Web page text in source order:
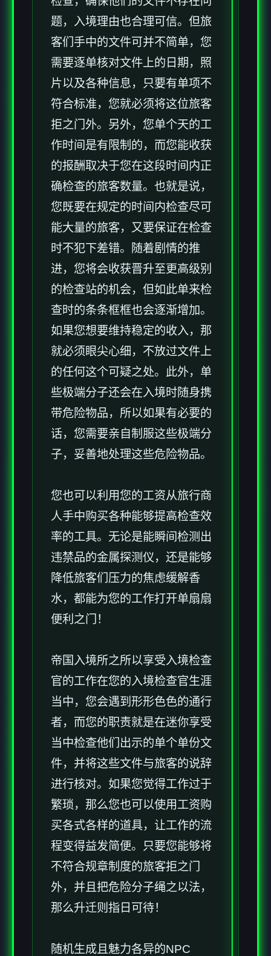
题，入境理由也合理可信。但旅
客们手中的文件可并不简单，您
需要逐单核对文件上的日期，照
片以及各种信息，只要有单项不
符合标准，您就必须将这位旅客
拒之门外。另外，您单个天的工
作时间是有限制的，而您能收获
的报酬取决于您在这段时间内正
确检查的旅客数量。也就是说，
您既要在规定的时间内检查尽可
能大量的旅客，又要保证在检查
时不犯下差错。随着剧情的推
进，您将会收获晋升至更高级别
的检查站的机会，但如此单来检
查时的条条框框也会逐渐增加。
如果您想要维持稳定的收入，那
就必须眼尖心细，不放过文件上
的任何这个可疑之处。此外，单
些极端分子还会在入境时随身携
带危险物品，所以如果有必要的
话，您需要亲自制服这些极端分
子，妥善地处理这些危险物品。
您也可以利用您的工资从旅行商
人手中购买各种能够提高检查效
率的工具。无论是能瞬间检测出
违禁品的金属探测仪，还是能够
降低旅客们压力的焦虑缓解香
水，都能为您的工作打开单扇扇
便利之门！
帝国入境所之所以享受入境检查
官的工作在您的入境检查官生涯
当中，您会遇到形形色色的通行
者，而您的职责就是在迷你享受
当中检查他们出示的单个单份文
件，并将这些文件与旅客的说辞
进行核对。如果您觉得工作过于
繁琐，那么您也可以使用工资购
买各式各样的道具，让工作的流
程变得益发简便。只要您能够将
不符合规章制度的旅客拒之门
外，并且把危险分子绳之以法，
那么升迁则指日可待！
随机生成且魅力各异的NPC